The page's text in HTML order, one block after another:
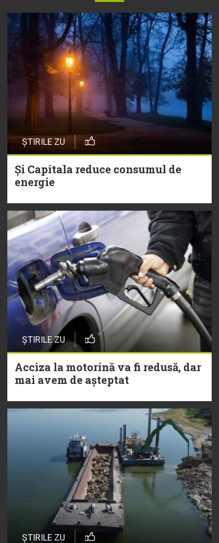
ȘTIRILE ZU
Și Capitala reduce consumul de
energie
ȘTIRILE ZU
Acciza la motorină va fi redusă, dar
mai avem de așteptat
ȘTIRILE ZU